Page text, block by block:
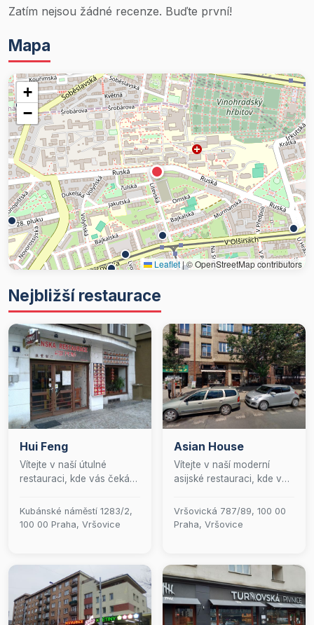
Zatím nejsou žádné recenze. Buďte první!
Mapa
+
−
Leaflet|© OpenStreetMap contributors
Nejbližší restaurace
Hui Feng
Vítejte v naší útulné
restauraci, kde vás čeká
napříč Asií! Nechte se
unést chutěmi autentické
na mistrovsky
připraveném japonském
sushi. K tomu vám rádi
načepujeme vychlazené
pivo nebo nabídneme
Kubánské náměstí 1283/2,
100 00 Praha, Vršovice
Asian House
Vítejte v naší moderní
asijské restauraci, kde vás
zážitek. Nabízíme pestrou
škálu lahodných pokrmů,
chutných nudlí, delikátních
dezertů a mistrovsky
připraveného sushi. Přijďte
a objevte harmonii chutí,
která vás přenese do
Vršovická 787/89, 100 00
Praha, Vršovice